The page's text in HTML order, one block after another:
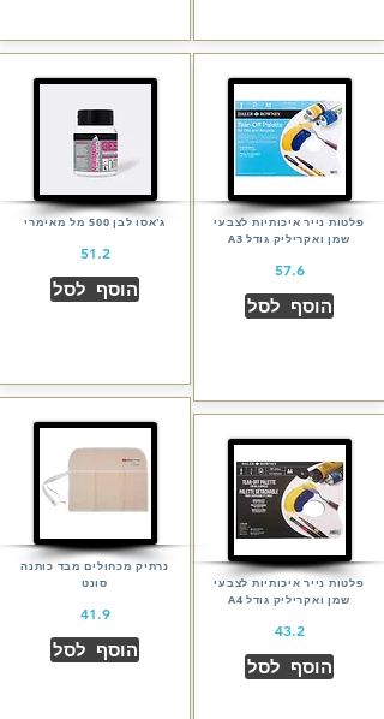
פלטות נייר איכותיות לצבעי
שמן ואקריליק גודל A3
57.6
הוסף לסל
פלטות נייר איכותיות לצבעי
שמן ואקריליק גודל A4
43.2
הוסף לסל
ג'אסו לבן 500 מל מאימרי
51.2
הוסף לסל
נרתיק מכחולים מבד כותנה
סונט
41.9
הוסף לסל